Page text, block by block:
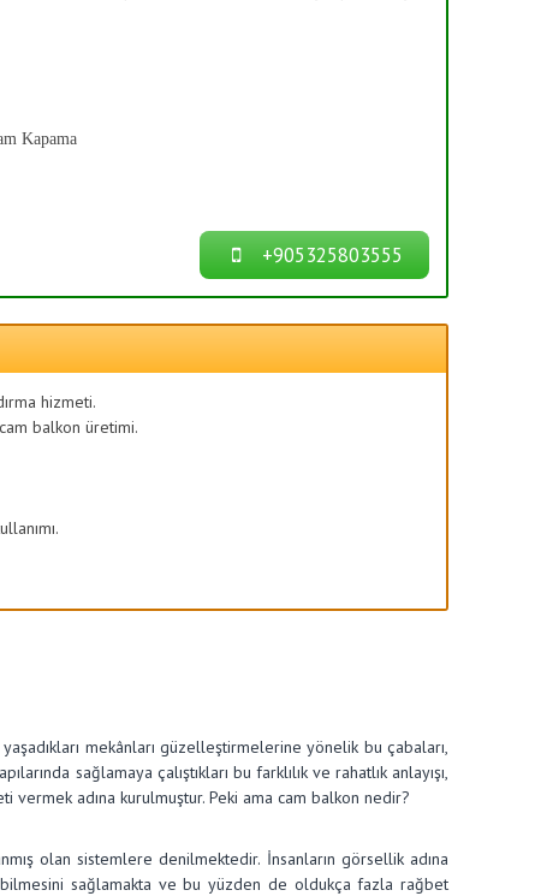
Kapama
+905325803555
hizmeti.
balkon üretimi.
mekânları güzelleştirmelerine yönelik bu çabaları,
sağlamaya çalıştıkları bu farklılık ve rahatlık anlayışı,
vermek adına kurulmuştur. Peki ama cam balkon nedir?
olan sistemlere denilmektedir. İnsanların görsellik adına
sağlamakta ve bu yüzden de oldukça fazla rağbet